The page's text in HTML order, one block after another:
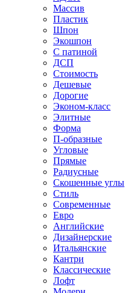
Массив
Пластик
Шпон
Экошпон
С патиной
ДСП
Стоимость
Дешевые
Дорогие
Эконом-класс
Элитные
Форма
П-образные
Угловые
Прямые
Радиусные
Скошенные углы
Стиль
Современные
Евро
Английские
Дизайнерские
Итальянские
Кантри
Классические
Лофт